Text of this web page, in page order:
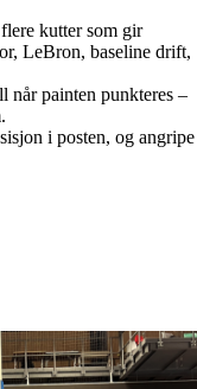
kutter som gir
LeBron, baseline drift,
når painten punkteres –
i posten, og angripe